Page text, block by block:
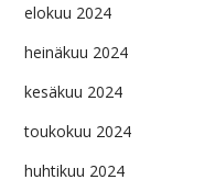
elokuu 2024
heinäkuu 2024
kesäkuu 2024
toukokuu 2024
huhtikuu 2024